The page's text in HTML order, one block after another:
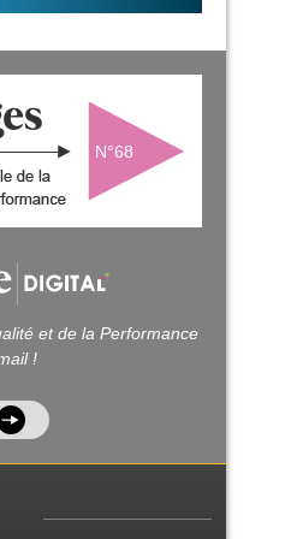
N°68
et de la Performance
!